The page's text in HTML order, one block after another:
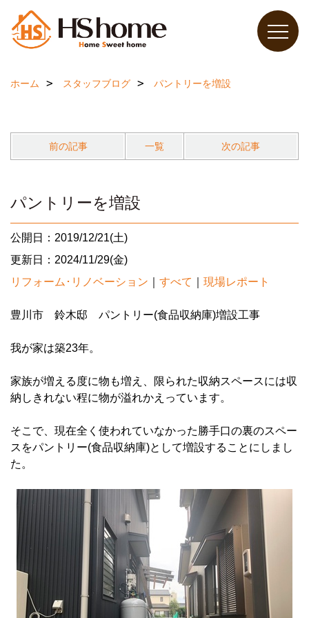
ホーム スタッフブログ パントリーを増設
前の記事 一覧 次の記事
パントリーを増設
公開日：2019/12/21(土)
更新日：2024/11/29(金)
リフォーム･リノベーション
すべて 現場レポート
豊川市 鈴木邸 パントリー(食品収納庫)増設工事
我が家は築23年。
家族が増える度に物も増え、限られた収納スペースには収
納しきれない程に物が溢れかえっています。
そこで、現在全く使われていなかった勝手口の裏のスペー
スをパントリー(食品収納庫)として増設することにしまし
た。